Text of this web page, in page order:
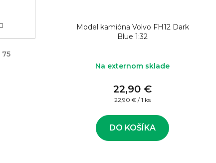
75
Model kamióna Volvo FH12 Dark
Blue 1:32
Na externom sklade
22,90 €
Jednotková
22,90 € / 1 ks
DO KOŠÍKA